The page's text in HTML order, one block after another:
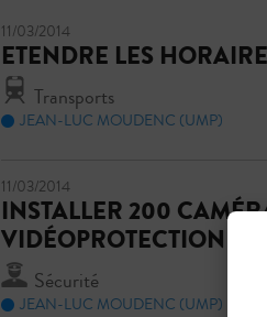
11/03/2014
ETENDRE LES
Transports
JEAN-LUC MOUDENC (UMP)
11/03/2014
INSTALLER 200
VIDÉOPROTECTION
Sécurité
JEAN-LUC MOUDENC (UMP)